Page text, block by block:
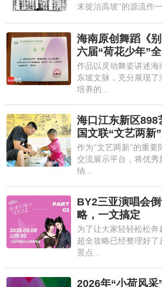
末徙治高坡"的源流作
海南原创舞蹈《
六届“荷花少年”
作品以灵动舞姿讲述
东坡文脉，充分展现
培养的...
海口江东新区898
国文联“文艺两新
作为"文艺两新"的重要
交流展示平台，将优
纳...
BY2三亚演唱会
略，一文搞定
为了让大家轻轻松松
超全攻略已经整理好了
景点...
2026年“小荷风